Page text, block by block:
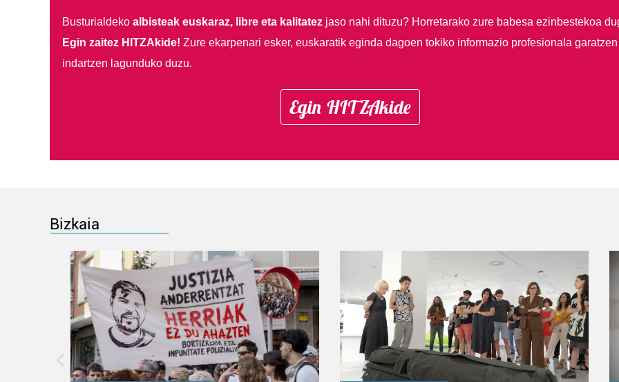
Busturialdeko albisteak euskaraz, libre eta kalitatezjaso nahi dituzu? Horretarako zure babesa ezinbestekoa
Egin zaitez HITZAkide! Zure ekarpenari esker, euskaratik eginda dagoen tokiko informazio profesionala garatzen
indartzen lagunduko duzu.
Egin HITZAkide
Bizkaia